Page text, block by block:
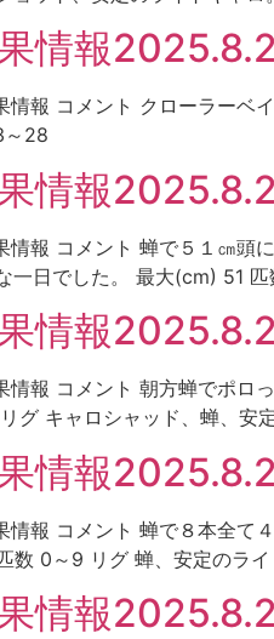
情報
報 コメント クローラーベ
～28
情報
報 コメント 蝉で５１㎝頭
一日でした。 最大(cm) 51
情報
報 コメント 朝方蝉でポロ
グ キャロシャッド、蝉、安
情報
報 コメント 蝉で８本全て
数 0～9 リグ 蝉、安定のラ
情報